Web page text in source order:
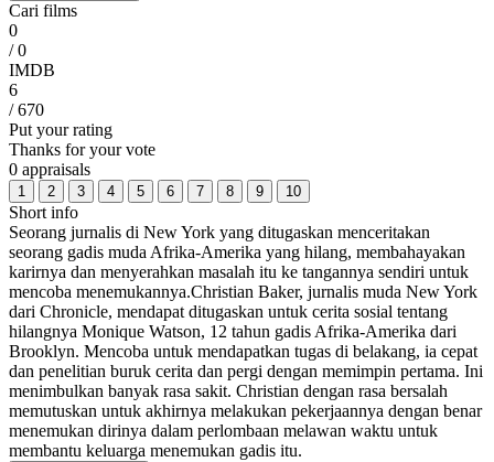
Cari films
0
/ 0
IMDB
6
/ 670
Put your rating
Thanks for your vote
0 appraisals
1 2 3 4 5 6 7 8 9 10
Short info
Seorang jurnalis di New York yang ditugaskan menceritakan
seorang gadis muda Afrika-Amerika yang hilang, membahayakan
karirnya dan menyerahkan masalah itu ke tangannya sendiri untuk
mencoba menemukannya.Christian Baker, jurnalis muda New York
dari Chronicle, mendapat ditugaskan untuk cerita sosial tentang
hilangnya Monique Watson, 12 tahun gadis Afrika-Amerika dari
Brooklyn. Mencoba untuk mendapatkan tugas di belakang, ia cepat
dan penelitian buruk cerita dan pergi dengan memimpin pertama. Ini
menimbulkan banyak rasa sakit. Christian dengan rasa bersalah
memutuskan untuk akhirnya melakukan pekerjaannya dengan benar
menemukan dirinya dalam perlombaan melawan waktu untuk
membantu keluarga menemukan gadis itu.